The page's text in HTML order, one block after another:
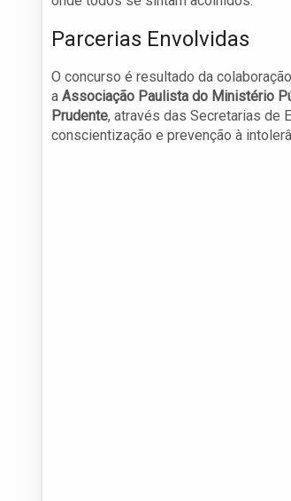
Parcerias Envolvidas
O concurso é resultado da
a Associação Paulista do Ministério
Prudente, através das Secretarias de
conscientização e prevenção à